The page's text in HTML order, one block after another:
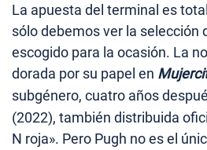
La apuesta del terminal es
sólo debemos ver la selección
escogido para la ocasión. La
dorada por su papel en
subgénero, cuatro años
(2022), también distribuida
N roja». Pero Pugh no es el